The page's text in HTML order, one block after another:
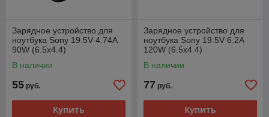
Зарядное устройство для
ноутбука Sony 19.5V 4.74A
90W (6.5x4.4)
В наличии
55 руб.
Купить
Зарядное устройство для
ноутбука Sony 19.5V 6.2A
120W (6.5x4.4)
В наличии
77 руб.
Купить